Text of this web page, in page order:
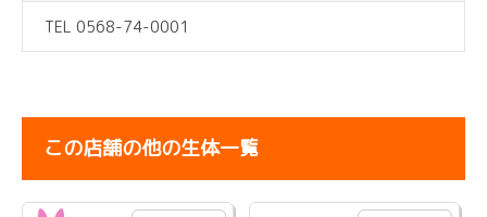
TEL 0568-74-0001
この店舗の他の生体一覧